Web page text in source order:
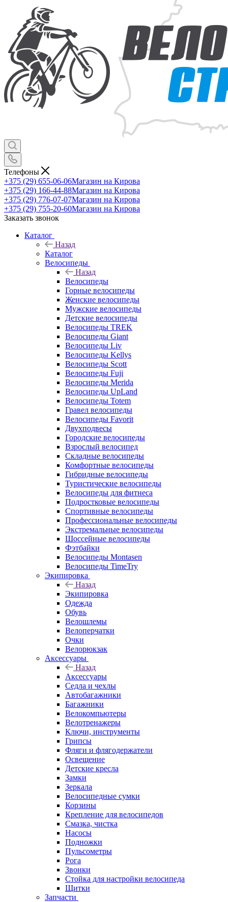
Телефоны
+375 (29) 655-06-06Магазин на Кирова
+375 (29) 166-44-88Магазин на Кирова
+375 (29) 776-07-07Магазин на Кирова
+375 (29) 755-20-60Магазин на Кирова
Заказать звонок
Каталог
Назад
Каталог
Велосипеды
Назад
Велосипеды
Горные велосипеды
Женские велосипеды
Мужские велосипеды
Детские велосипеды
Велосипеды TREK
Велосипеды Giant
Велосипеды Liv
Велосипеды Kellys
Велосипеды Scott
Велосипеды Fuji
Велосипеды Merida
Велосипеды UpLand
Велосипеды Totem
Гравел велосипеды
Велосипеды Favorit
Двухподвесы
Городские велосипеды
Взрослый велосипед
Складные велосипеды
Комфортные велосипеды
Гибридные велосипеды
Туристические велосипеды
Велосипеды для фитнеса
Подростковые велосипеды
Спортивные велосипеды
Профессиональные велосипеды
Экстремальные велосипеды
Шоссейные велосипеды
Фэтбайки
Велосипеды Montasen
Велосипеды TimeTry
Экипировка
Назад
Экипировка
Одежда
Обувь
Велошлемы
Велоперчатки
Очки
Велорюкзак
Аксессуары
Назад
Аксессуары
Седла и чехлы
Автобагажники
Багажники
Велокомпьютеры
Велотренажеры
Ключи, инструменты
Грипсы
Фляги и флягодержатели
Освещение
Детские кресла
Замки
Зеркала
Велосипедные сумки
Корзины
Крепление для велосипедов
Смазка, чистка
Насосы
Подножки
Пульсометры
Рога
Звонки
Стойка для настройки велосипеда
Щитки
Запчасти